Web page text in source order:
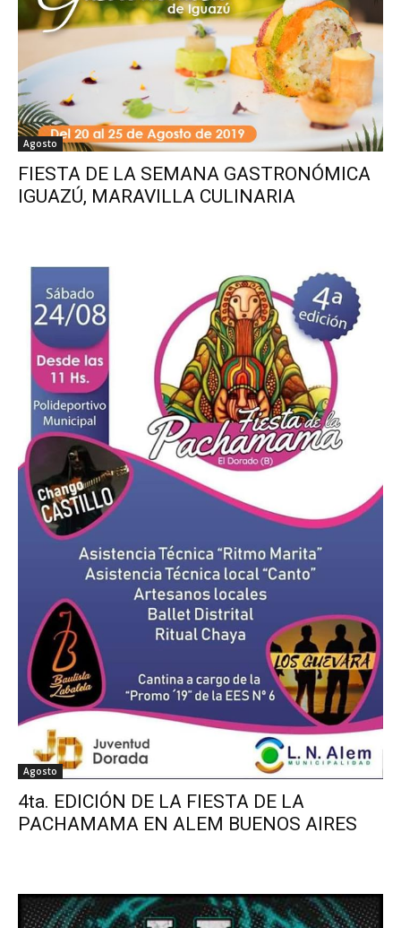
Agosto
FIESTA DE LA SEMANA GASTRONÓMICA
IGUAZÚ, MARAVILLA CULINARIA
Agosto
4ta. EDICIÓN DE LA FIESTA DE LA
PACHAMAMA EN ALEM BUENOS AIRES